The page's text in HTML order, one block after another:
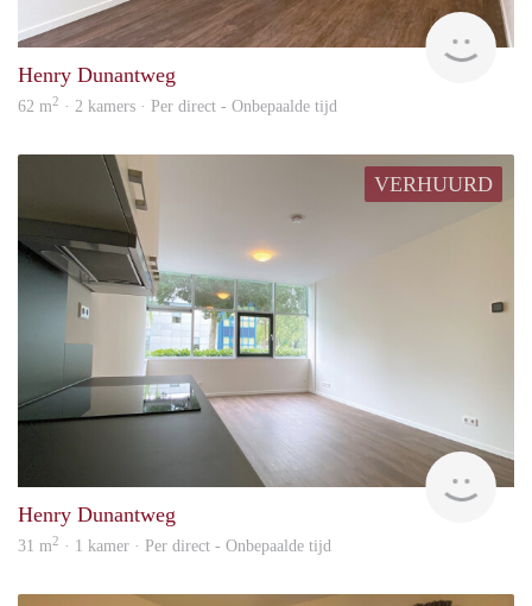
Henry Dunantweg
62 m2 · 2 kamers · Per direct - Onbepaalde tijd
VERHUURD
Henry Dunantweg
31 m2 · 1 kamer · Per direct - Onbepaalde tijd